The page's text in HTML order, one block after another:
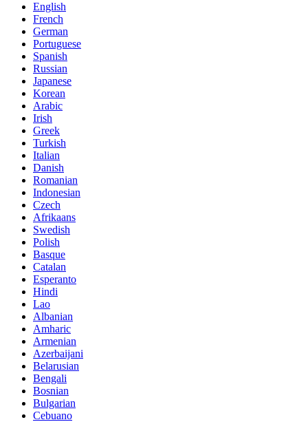
English
French
German
Portuguese
Spanish
Russian
Japanese
Korean
Arabic
Irish
Greek
Turkish
Italian
Danish
Romanian
Indonesian
Czech
Afrikaans
Swedish
Polish
Basque
Catalan
Esperanto
Hindi
Lao
Albanian
Amharic
Armenian
Azerbaijani
Belarusian
Bengali
Bosnian
Bulgarian
Cebuano